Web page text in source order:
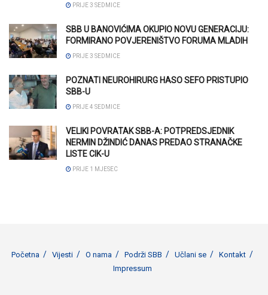
PRIJE 3 SEDMICE
SBB U BANOVIĆIMA OKUPIO NOVU GENERACIJU:
FORMIRANO POVJERENIŠTVO FORUMA MLADIH
PRIJE 3 SEDMICE
POZNATI NEUROHIRURG HASO SEFO PRISTUPIO
SBB-U
PRIJE 4 SEDMICE
VELIKI POVRATAK SBB-A: POTPREDSJEDNIK
NERMIN DŽINDIĆ DANAS PREDAO STRANAČKE
LISTE CIK-U
PRIJE 1 MJESEC
Početna Vijesti O nama Podrži SBB Učlani se
Kontakt
Impressum